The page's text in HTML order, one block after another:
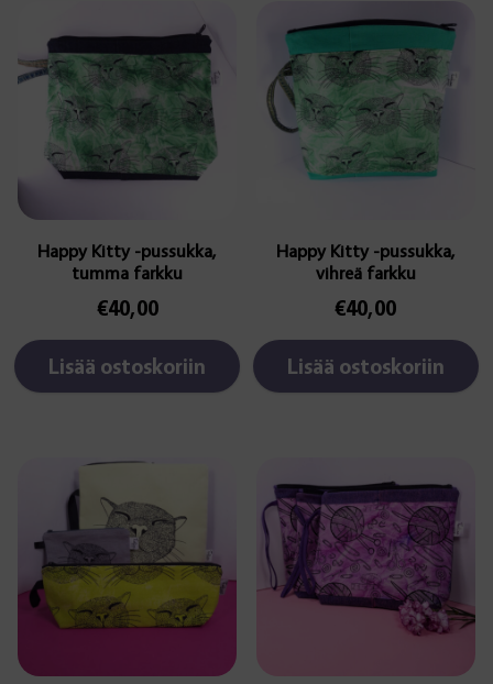
Happy Kitty -pussukka,
tumma farkku
€40,00
Lisää ostoskoriin
Happy Kitty -pussukka,
vihreä farkku
€40,00
Lisää ostoskoriin